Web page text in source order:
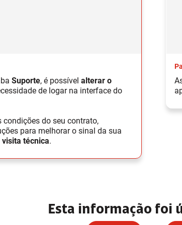
Suporte, é possível alterar o
de logar na interface do
condições do seu contrato,
para melhorar o sinal da sua
visita técnica.
Esta informação foi